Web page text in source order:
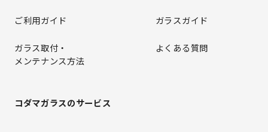
ご利用ガイド ガラスガイド
ガラス取付・
メンテナンス方法
よくある質問
コダマガラスのサービス